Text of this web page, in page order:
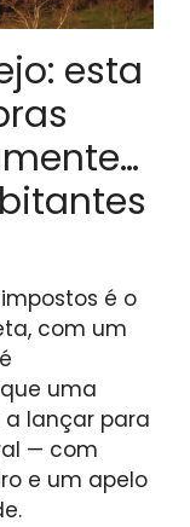
esta
é o
com um
uma
a lançar para
— com
e um apelo